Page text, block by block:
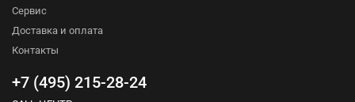
Сервис
Доставка и оплата
Контакты
+7 (495) 215-28-24